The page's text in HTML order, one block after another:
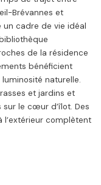
Brévannes et
un cadre de vie idéal
de la résidence
bénéficient
naturelle.
et jardins et
le cœur d’îlot. Des
complètent